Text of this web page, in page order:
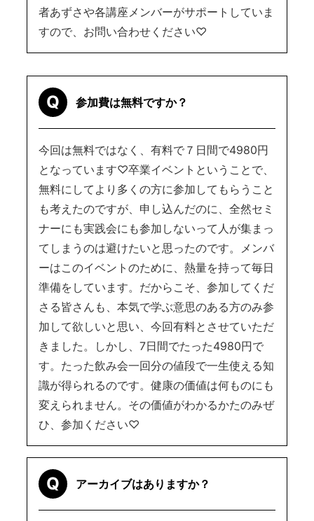
者あずさや各講座メンバーがサポートしていま
すので、お問い合わせください♡
Q 参加費は無料ですか？
今回は無料ではなく、有料で７日間で4980円
となっています♡卒業イベントということで、
無料にしてより多くの方に参加してもらうこと
も考えたのですが、申し込んだのに、全然セミ
ナーにも実践会にも参加しないって人が集まっ
てしまうのは避けたいと思ったのです。メンバ
ーはこのイベントのために、熱量を持って毎日
準備をしています。だからこそ、参加してくだ
さる皆さんも、本気で学ぶ意思のある方のみ参
加して欲しいと思い、今回有料とさせていただ
きました。しかし、7日間でたった4980円で
す。たった飲み会一回分の値段で一生使える知
識が得られるのです。健康の価値は何ものにも
変えられません。その価値がわかるかたのみぜ
ひ、参加ください♡
Q アーカイブはありますか？